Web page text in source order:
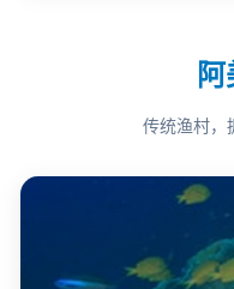
传统渔村，